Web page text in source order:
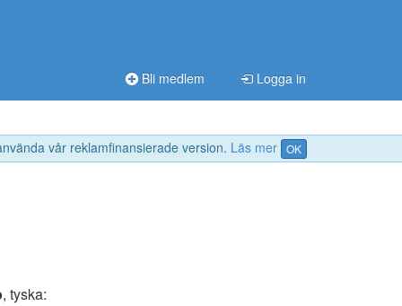
vår reklamfinansierade version. Läs mer OK
Bli medlem Logga in
, tyska: